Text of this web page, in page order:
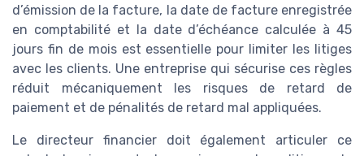
d’émission de la facture, la date de facture enregistrée
en comptabilité et la date d’échéance calculée à 45
jours fin de mois est essentielle pour limiter les litiges
avec les clients. Une entreprise qui sécurise ces règles
réduit mécaniquement les risques de retard de
paiement et de pénalités de retard mal appliquées.
Le directeur financier doit également articuler ce